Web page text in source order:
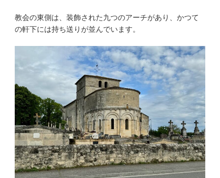
教会の東側は、装飾された九つのアーチがあり、かつて
の軒下には持ち送りが並んでいます。